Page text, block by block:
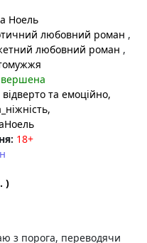
Ноель
любовний роман ,
любовний роман ,
відверто та емоційно,
,
18+
)
з порога, переводячи